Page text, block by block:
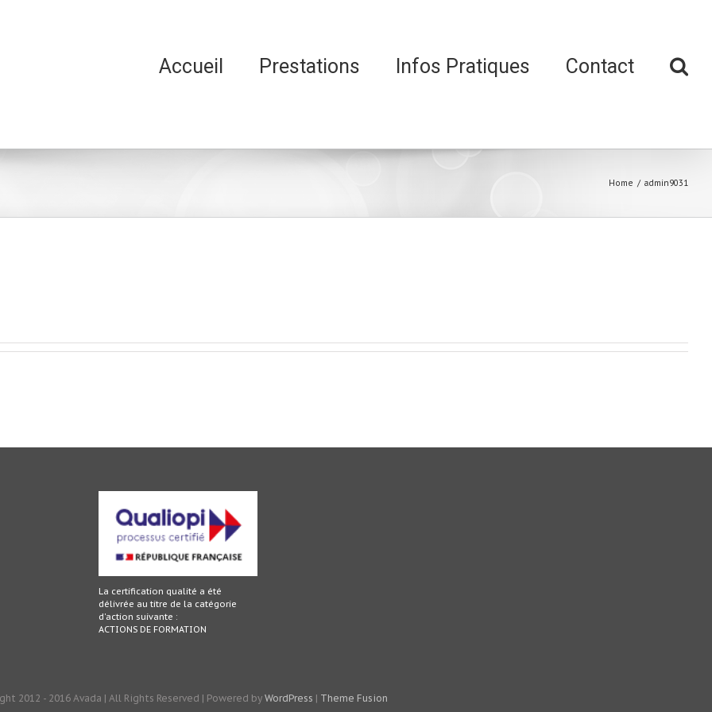
Accueil Prestations Infos Pratiques Contact
Home / admin9031
La certification qualité a été
délivrée au titre de la catégorie
d'action suivante :
ACTIONS DE FORMATION
2012 - 2016 Avada | All Rights Reserved | Powered by WordPress | Theme Fusion